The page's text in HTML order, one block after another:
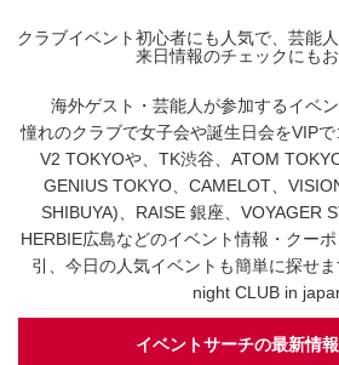
クラブイベント初心者にも人気で、芸能
来日情報のチェックにもお
海外ゲスト・芸能人が参加するイベ
憧れのクラブで女子会や誕生日会をVIPで
V2 TOKYOや、TK渋谷、ATOM
GENIUS TOKYO、CAMELOT、
SHIBUYA)、RAISE 銀座、VOYAGER
HERBIE広島などのイベント情報・クー
引、今日の人気イベントも簡単に探せ
night CLUB in
イベントサーチの最新情